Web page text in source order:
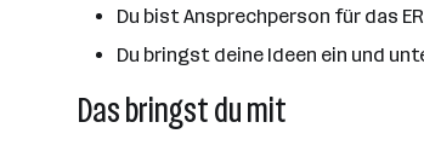
Du bist Ansprechperson für das
Du bringst deine Ideen ein und
Das bringst du mit